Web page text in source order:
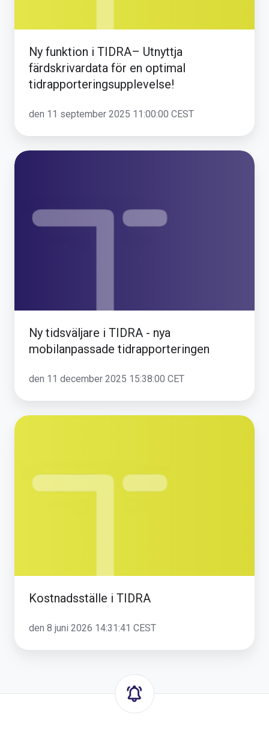
tidrapporteringsupplevelse!
Ny funktion i TIDRA– Utnyttja
färdskrivardata för en optimal
tidrapporteringsupplevelse!
den 11 september 2025 11:00:00 CEST
Ny
TIDRA
Ny tidsväljare i TIDRA - nya
mobilanpassade tidrapporteringen
den 11 december 2025 15:38:00 CET
Kostnadsställe
Kostnadsställe i TIDRA
den 8 juni 2026 14:31:41 CEST